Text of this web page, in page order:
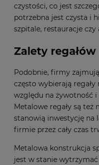
czystości, co jest
potrzebna jest czysta i
szpitale, restauracje czy
Zalety
Podobnie, firmy
często wybierają
względu na żywotność i
Metalowe regały są też
stanowią inwestycję na
firmie przez cały czas
Metalowa konstrukcja
jest w stanie wytrzymać